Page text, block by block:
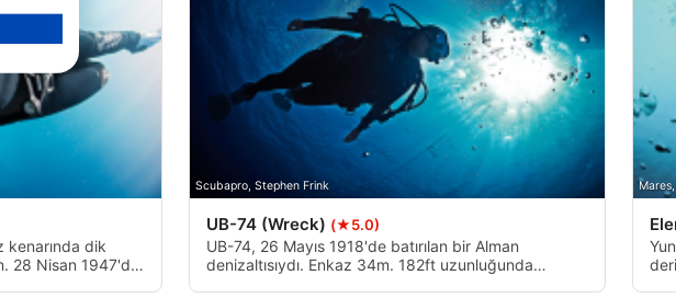
kenarında dik
28 Nisan 1947'de
Scubapro, Stephen Frink
UB-74 (Wreck) (★5.0)
UB-74, 26 Mayıs 1918'de batırılan bir Alman
denizaltısıydı. Enkaz 34m. 182ft uzunluğunda